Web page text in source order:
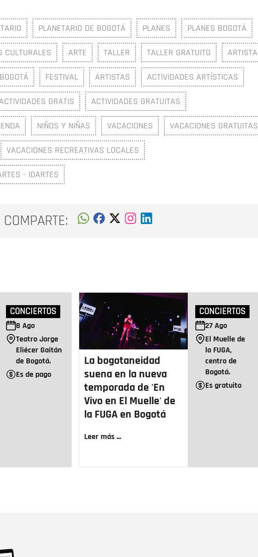
PLANETARIO DE BOGOTÁ PLANES PLANES BOGOTÁ
CULTURALES ARTE TALLER TALLER GRATUITO ARTISTA
FESTIVAL ARTISTAS ACTIVIDADES ARTÍSTICAS
GRATIS ACTIVIDADES GRATUITAS
NIÑOS Y NIÑAS VACACIONES VACACIONES GRATUITAS
VACACIONES RECREATIVAS LOCALES
- IDARTES
COMPARTE:
CONCIERTOS
8 Ago
Teatro Jorge
Eliécer Gaitán
de Bogotá.
Es de pago
La bogotaneidad
suena en la nueva
temporada de 'En
Vivo en El Muelle' de
la FUGA en Bogotá
Leer más ...
CONCIERTOS
27Ago
El Muelle de
la FUGA,
centro de
Bogotá.
Es gratuito